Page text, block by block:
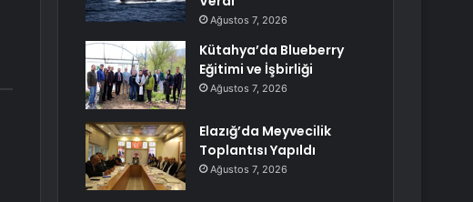
Ağustos 7, 2026
Kütahya’da Blueberry
Eğitimi ve İşbirliği
Ağustos 7, 2026
Elazığ’da Meyvecilik
Toplantısı Yapıldı
Ağustos 7, 2026